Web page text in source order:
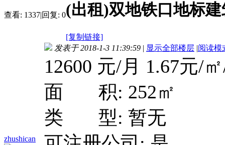
查看: 1337|回复: 0(出租)双地铁口地标
[复制链接]
zhushican
发表于 2018-1-3 11:39:59 | 显示全部楼层 |阅读模
12600 元/月 1.67元/
面 积: 252㎡
类 型: 暂无